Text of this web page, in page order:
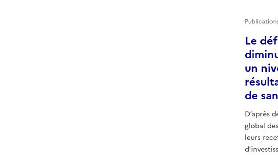
Le
un
de
D’après
global
leurs